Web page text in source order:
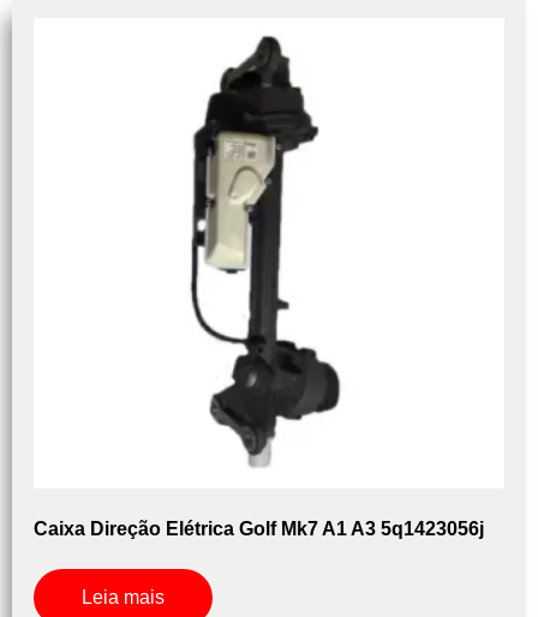
Caixa Direção Elétrica Golf Mk7 A1 A3 5q1423056j
Leia mais